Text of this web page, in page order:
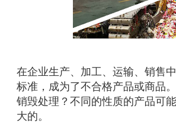
在企业生产、加工、运输、销售
标准，成为了不合格产品或商品
销毁处理？不同的性质的产品可
大的。